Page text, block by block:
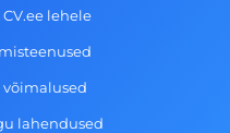
lehele
lahendused